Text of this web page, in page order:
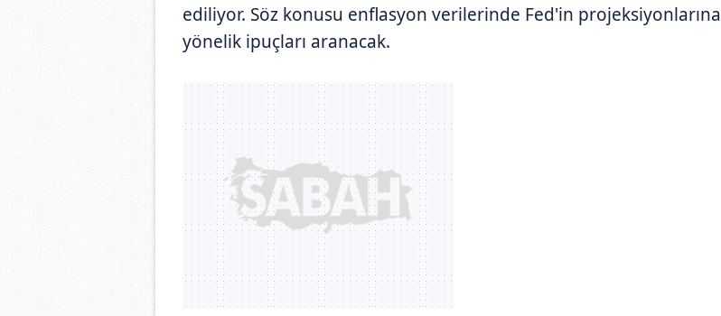
ediliyor. Söz konusu enflasyon verilerinde Fed'in projeksiyonlarına
yönelik ipuçları aranacak.